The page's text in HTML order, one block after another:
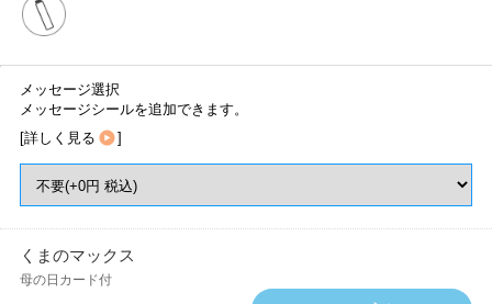
メッセージ選択
メッセージシールを追加できます。
[詳しく見る ]
くまのマックス
母の日カード付